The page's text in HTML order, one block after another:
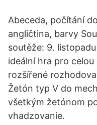
Abeceda, počítání
angličtina, barvy
soutěže: 9.
ideální hra pro
rozšířené
Žetón typ V do
všetkým žetónom
vhadzovanie.